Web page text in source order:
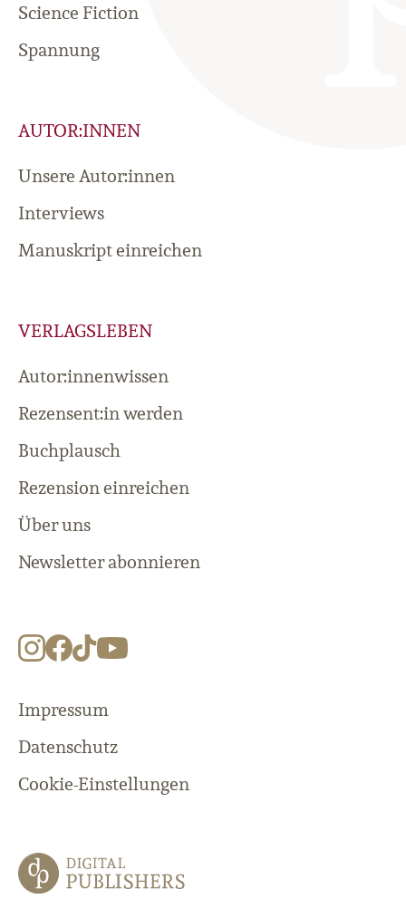
Science Fiction
Spannung
AUTOR:INNEN
Unsere Autor:innen
Interviews
Manuskript einreichen
VERLAGSLEBEN
Autor:innenwissen
Rezensent:in werden
Buchplausch
Rezension einreichen
Über uns
Newsletter abonnieren
Impressum
Datenschutz
Cookie-Einstellungen